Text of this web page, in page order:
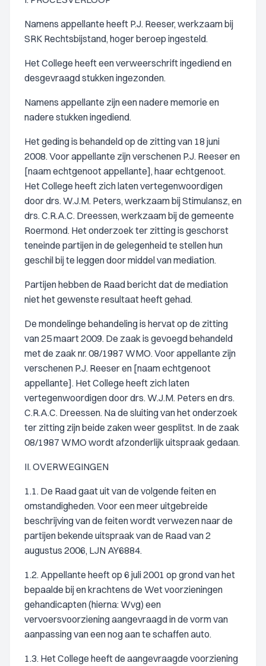
Namens appellante heeft P.J. Reeser, werkzaam bij
SRK Rechtsbijstand, hoger beroep ingesteld.
Het College heeft een verweerschrift ingediend en
desgevraagd stukken ingezonden.
Namens appellante zijn een nadere memorie en
nadere stukken ingediend.
Het geding is behandeld op de zitting van 18 juni
2008. Voor appellante zijn verschenen P.J. Reeser en
[naam echtgenoot appellante], haar echtgenoot.
Het College heeft zich laten vertegenwoordigen
door drs. W.J.M. Peters, werkzaam bij Stimulansz, en
drs. C.R.A.C. Dreessen, werkzaam bij de gemeente
Roermond. Het onderzoek ter zitting is geschorst
teneinde partijen in de gelegenheid te stellen hun
geschil bij te leggen door middel van mediation.
Partijen hebben de Raad bericht dat de mediation
niet het gewenste resultaat heeft gehad.
De mondelinge behandeling is hervat op de zitting
van 25 maart 2009. De zaak is gevoegd behandeld
met de zaak nr. 08/1987 WMO. Voor appellante zijn
verschenen P.J. Reeser en [naam echtgenoot
appellante]. Het College heeft zich laten
vertegenwoordigen door drs. W.J.M. Peters en drs.
C.R.A.C. Dreessen. Na de sluiting van het onderzoek
ter zitting zijn beide zaken weer gesplitst. In de zaak
08/1987 WMO wordt afzonderlijk uitspraak gedaan.
II. OVERWEGINGEN
1.1. De Raad gaat uit van de volgende feiten en
omstandigheden. Voor een meer uitgebreide
beschrijving van de feiten wordt verwezen naar de
partijen bekende uitspraak van de Raad van 2
augustus 2006, LJN AY6884.
1.2. Appellante heeft op 6 juli 2001 op grond van het
bepaalde bij en krachtens de Wet voorzieningen
gehandicapten (hierna: Wvg) een
vervoersvoorziening aangevraagd in de vorm van
aanpassing van een nog aan te schaffen auto.
1.3. Het College heeft de aangevraagde voorziening